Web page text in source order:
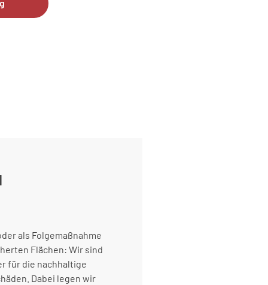
als Folgemaßnahme
Flächen: Wir sind
für die nachhaltige
Dabei legen wir